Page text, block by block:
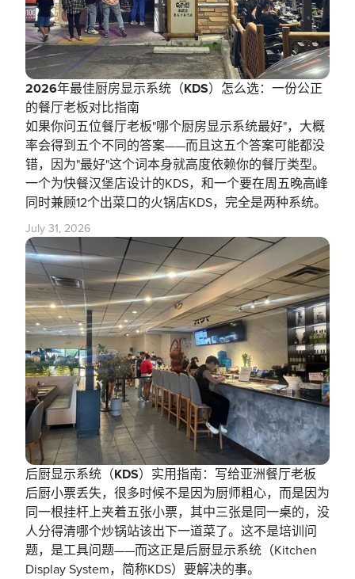
2026年最佳厨房显示系统（KDS）怎么选：一份公正
的餐厅老板对比指南
如果你问五位餐厅老板"哪个厨房显示系统最好"，大概
率会得到五个不同的答案——而且这五个答案可能都没
错，因为"最好"这个词本身就高度依赖你的餐厅类型。
一个为快餐汉堡店设计的KDS，和一个要在周五晚高峰
同时兼顾12个出菜口的火锅店KDS，完全是两种系统。
July 31, 2026
后厨显示系统（KDS）实用指南：写给亚洲餐厅老板
后厨小票丢失，很多时候不是因为厨师粗心，而是因为
同一根挂杆上夹着五张小票，其中三张是同一桌的，没
人分得清哪个炒锅站该出下一道菜了。这不是培训问
题，是工具问题——而这正是后厨显示系统（Kitchen
Display System，简称KDS）要解决的事。